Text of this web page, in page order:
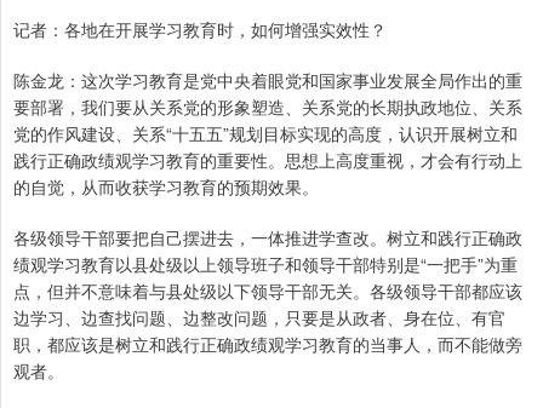
记者：各地在开展学习教育时，如何增强实效性？
陈金龙：这次学习教育是党中央着眼党和国家事业发展全局作出的重
要部署，我们要从关系党的形象塑造、关系党的长期执政地位、关系
党的作风建设、关系“十五五”规划目标实现的高度，认识开展树立和
践行正确政绩观学习教育的重要性。思想上高度重视，才会有行动上
的自觉，从而收获学习教育的预期效果。
各级领导干部要把自己摆进去，一体推进学查改。树立和践行正确政
绩观学习教育以县处级以上领导班子和领导干部特别是“一把手”为重
点，但并不意味着与县处级以下领导干部无关。各级领导干部都应该
边学习、边查找问题、边整改问题，只要是从政者、身在位、有官
职，都应该是树立和践行正确政绩观学习教育的当事人，而不能做旁
观者。